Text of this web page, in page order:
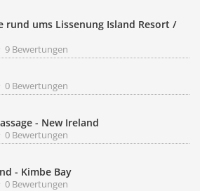
rund ums Lissenung Island Resort /
9 Bewertungen
0 Bewertungen
- New Ireland
0 Bewertungen
- Kimbe Bay
0 Bewertungen